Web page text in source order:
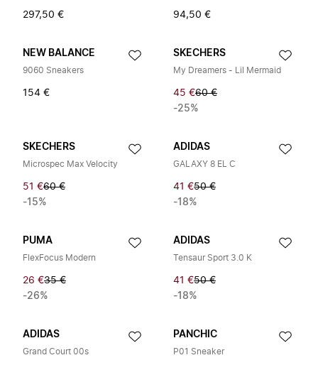
297,50 € 94,50 €
NEW BALANCE
9060 Sneakers
154 €
SKECHERS
My Dreamers - Lil Mermaid
45 €60 €
-25%
SKECHERS
Microspec Max Velocity
51 €60 €
-15%
ADIDAS
GALAXY 8 EL C
41 €50 €
-18%
PUMA
FlexFocus Modern
26 €35 €
-26%
ADIDAS
Tensaur Sport 3.0 K
41 €50 €
-18%
ADIDAS
Grand Court 00s
PANCHIC
P01 Sneaker